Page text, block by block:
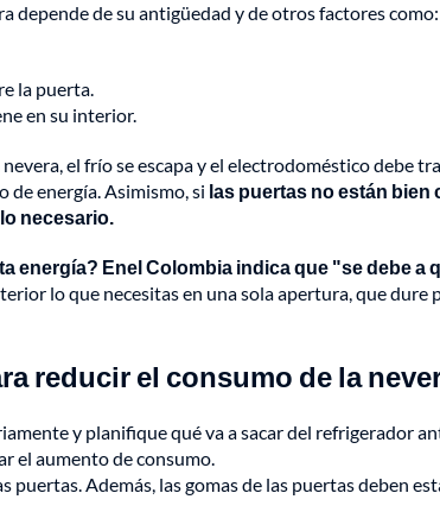
depende de su antigüedad y de otros factores como:
la puerta.
en su interior.
el frío se escapa y el electrodoméstico debe
de energía. Asimismo, si las puertas no están bien
necesario.
energía? Enel Colombia indica que "se debe a
lo que necesitas en una sola apertura, que dure
reducir el consumo de la
y planifique qué va a sacar del refrigerador
el aumento de consumo.
puertas. Además, las gomas de las puertas deben